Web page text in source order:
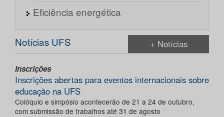
Eficiência energética
Notícias UFS + Notícias
Inscrições
Inscrições abertas para eventos internacionais sobre
educação na UFS
Colóquio e simpósio acontecerão de 21 a 24 de outubro,
com submissão de trabalhos até 31 de agosto